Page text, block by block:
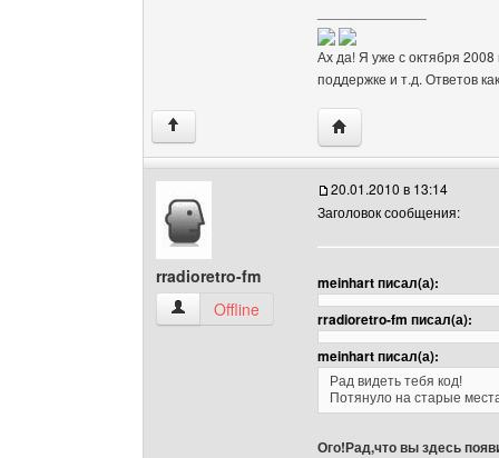
Ах да! Я уже с октября
поддержке и т.д. Ответов
↑ Посетить сайт
rradioretro-fm
rradioretro-fm Посмотреть профиль
Offline
20.01.2010 в 13:14
Заголовок сообщения:
meinhart писал(а):
rradioretro-fm писал(а):
meinhart писал(а):
Рад видеть тебя код!
Потянуло на старые
Ого!Рад,что вы здесь